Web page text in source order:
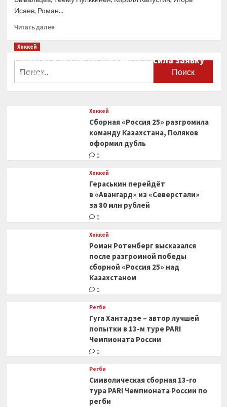
Исаев, Роман...
Читать далееПрочитать
Пулккинена,
Хоккей
Сборная Канады по хоккею огласила заявку
на чемпионат мира
Хоккей
Сборная «Россия 25» разгромила
команду Казахстана, Поляков
оформил дубль
0
Хоккей
Гераськин перейдёт
в «Авангард» из «Северстали»
за 80 млн рублей
0
Хоккей
Роман Ротенберг высказался
после разгромной победы
сборной «Россия 25» над
Казахстаном
0
Регби
Гуга Хантадзе – автор лучшей
попытки в 13-м туре PARI
Чемпионата России
0
Регби
Символическая сборная 13-го
тура PARI Чемпионата России по
регби